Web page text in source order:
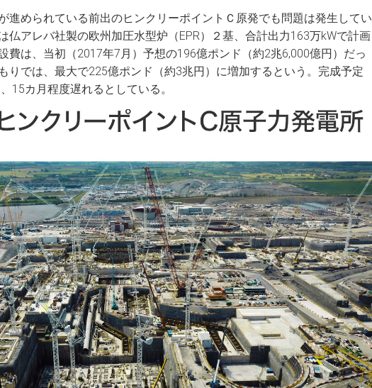
進められている前出のヒンクリーポイントＣ原発でも問題は発生してい
仏アレバ社製の欧州加圧水型炉（EPR）２基、合計出力163万kWで計画
費は、当初（2017年7月）予想の196億ポンド（約2兆6,000億円）だっ
りでは、最大で225億ポンド（約3兆円）に増加するという。完成予定
15カ月程度遅れるとしている。